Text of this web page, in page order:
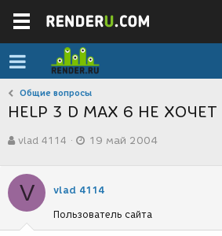
Общие вопросы
HELP 3 D MAX 6 НЕ ХОЧЕТ
в
о
р
е
м
vlad 4114
а
с
з
д
19 май 2004
V vlad 4114
Пользователь сайта